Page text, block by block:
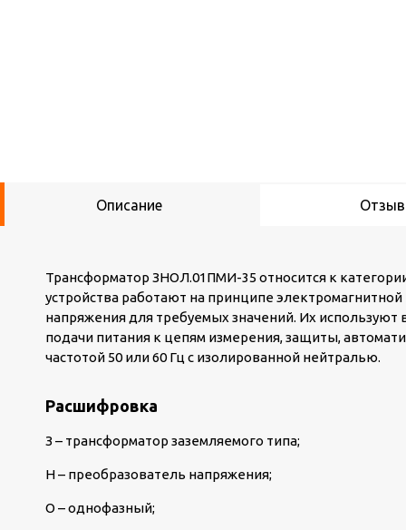
Описание
Трансформатор ЗНОЛ.01ПМИ-35 относится к
устройства работают на принципе
напряжения для требуемых значений. Их
подачи питания к цепям измерения, защиты,
частотой 50 или 60 Гц с изолированной нейтралью.
Расшифровка
З – трансформатор заземляемого типа;
Н – преобразователь напряжения;
О – однофазный;